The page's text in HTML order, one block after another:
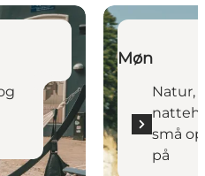
samlet ét stedNatur, mørk
Møn
Natur,
små
på